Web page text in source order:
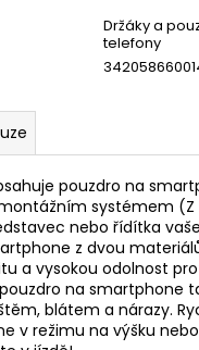
Držáky a
telefony
pouzdro na
systémem (Z
nebo řídítka
z dvou
a vysokou odolnost
na smartphone
blátem a nárazy.
v režimu na výšku